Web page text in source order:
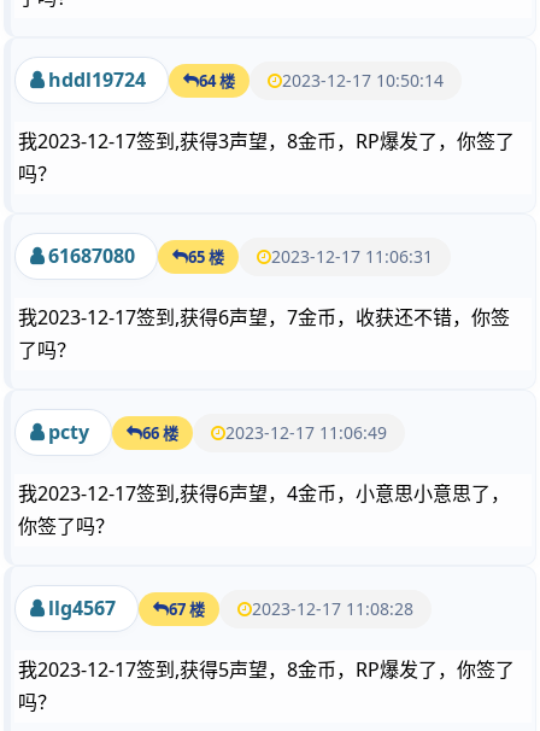
hddl19724 64 楼 2023-12-17 10:50:14
我2023-12-17签到,获得3声望，8金币，RP爆发了，你签了
吗？
61687080 65 楼 2023-12-17 11:06:31
我2023-12-17签到,获得6声望，7金币，收获还不错，你签
了吗？
pcty 66 楼 2023-12-17 11:06:49
我2023-12-17签到,获得6声望，4金币，小意思小意思了，
你签了吗？
llg4567 67 楼 2023-12-17 11:08:28
我2023-12-17签到,获得5声望，8金币，RP爆发了，你签了
吗？